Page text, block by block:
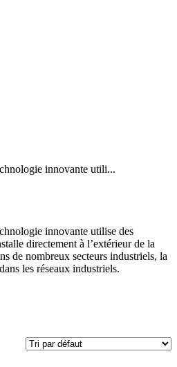
innovante utili...
innovante utilise des
directement à l’extérieur de la
de nombreux secteurs industriels, la
les réseaux industriels.